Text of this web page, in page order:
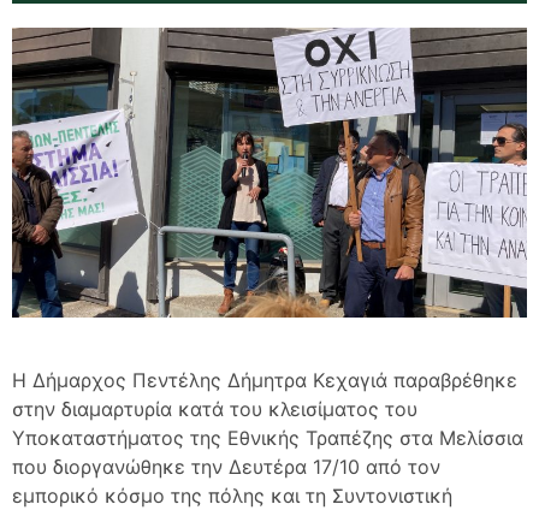
Η Δήμαρχος Πεντέλης Δήμητρα Κεχαγιά παραβρέθηκε
στην διαμαρτυρία κατά του κλεισίματος του
Υποκαταστήματος της Εθνικής Τραπέζης στα Μελίσσια
που διοργανώθηκε την Δευτέρα 17/10 από τον
εμπορικό κόσμο της πόλης και τη Συντονιστική